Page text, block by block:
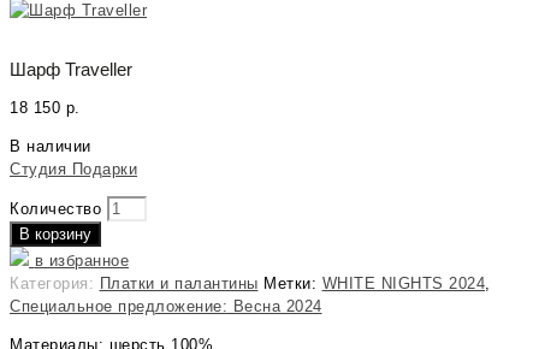
Шарф Traveller
18 150 р.
В наличии
Студия Подарки
Количество
В корзину
в избранное
Категория: Платки и палантины Метки: WHITE NIGHTS 2024,
Специальное предложение: Весна 2024
Материалы: шерсть 100%